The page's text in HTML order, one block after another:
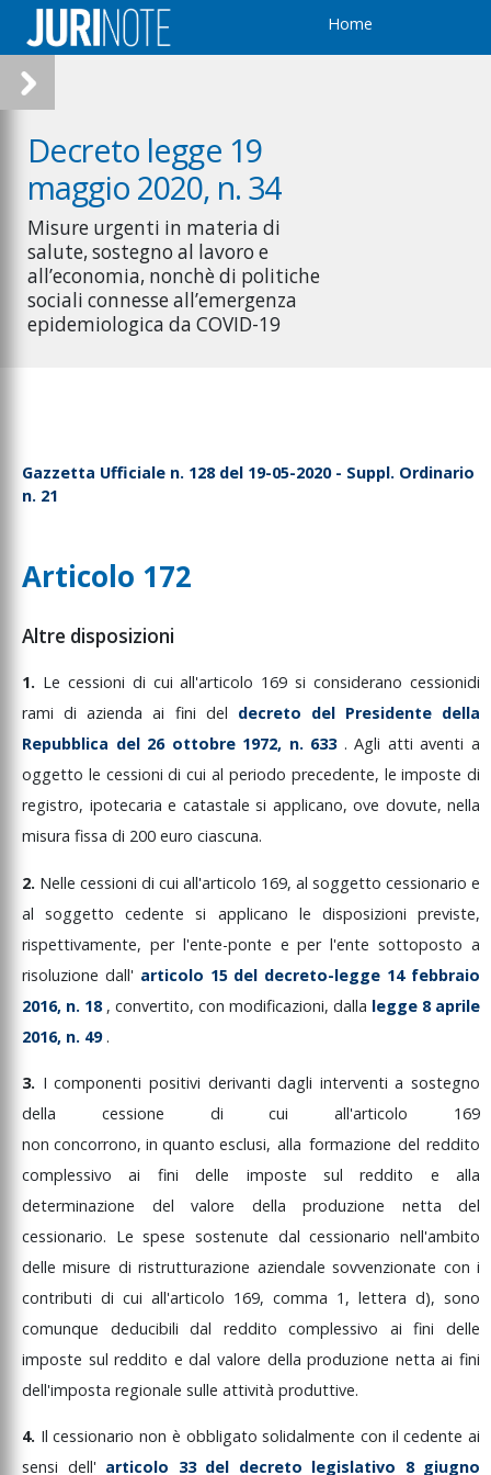
Home
Decreto legge 19
maggio 2020, n. 34
Misure urgenti in materia di
salute, sostegno al lavoro e
all’economia, nonchè di politiche
sociali connesse all’emergenza
epidemiologica da COVID-19
Gazzetta Ufficiale n. 128 del 19-05-2020 - Suppl. Ordinario
n. 21
Articolo 172
Altre disposizioni
1. Le cessioni di cuiall'articolo 169siconsideranocessionidi
ramidiaziendaai fini del decreto del Presidente della
Repubblica del 26 ottobre 1972, n. 633 .Agli attiaventia
oggetto le cessionidicuial periodo precedente, leimpostedi
registro, ipotecaria e catastale si applicano, ove dovute, nella
misura fissa di 200 euro ciascuna.
2. Nelle cessioni di cui all'articolo 169, al soggetto cessionario e
alsoggettocedentesi applicano le disposizionipreviste,
rispettivamente, per l'ente-ponte eperl'entesottopostoa
risoluzione dall' articolo 15 del decreto-legge 14 febbraio
2016, n. 18 , convertito, con modificazioni, dalla legge 8 aprile
2016, n. 49 .
3. Icomponenti positivi derivantidagli interventia sostegno
della cessione dicuiall'articolo 169
non concorrono, in quanto esclusi,alla formazione del reddito
complessivoai finidelle imposte sulreddito e alla
determinazione del valore della produzione netta del
cessionario. Lespesesostenute dalcessionarionell'ambito
dellemisure diristrutturazione aziendalesovvenzionate coni
contributi di cui all'articolo 169, comma 1, lettera d), sono
comunque deducibilidal redditocomplessivo aifinidelle
imposte sulreddito edalvalore dellaproduzione nettaaifini
dell'imposta regionale sulle attività produttive.
4. Ilcessionarionon è obbligatosolidalmente con ilcedenteai
sensi dell' articolo 33 del decreto legislativo 8 giugno